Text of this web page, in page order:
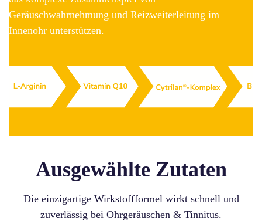
Geräuschwahrnehmung und Reizweiterleitung im
Innenohr unterstützen.
Ausgewählte Zutaten
Die einzigartige Wirkstoffformel wirkt schnell und
zuverlässig bei Ohrgeräuschen & Tinnitus.